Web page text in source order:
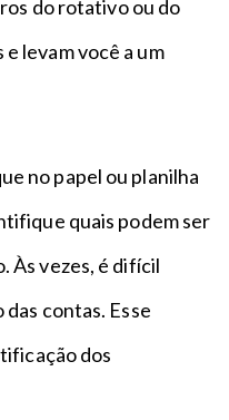
do rotativo ou do
levam você a um
no papel ou planilha
quais podem ser
Às vezes, é difícil
contas. Esse
dos